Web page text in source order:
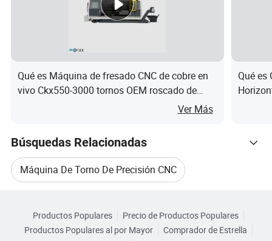
DBCNC36J
Spindle nose end / A2-4
m
m
Bar diameter
Chuck/collet size
Maximum slewing
diameter
m
m
380
Qué es Máquina de fresado CNC de cobre en
vivo Ckx550-3000 tornos OEM roscado de
Ver Más
Qué es
Búsquedas Relacionadas
Máquina De Torno De Precisión CNC
Máquina De Fresado Y Torneado CNC
Navegar por Categorías
Productos Populares
Precio de Productos Populares
Productos Populares al por Mayor
Comprador de Estrella